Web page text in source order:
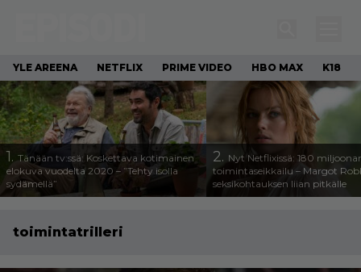
YLE AREENA NETFLIX PRIME VIDEO HBO MAX K18
1. Tänään tv:ssä: Koskettava kotimainen
elokuva vuodelta 2020 – ”Tehty isolla
sydämellä”
2. Nyt Netflixissä: 180
toimintaseikkailu – Margot
seksikohtauksen liian pitkälle
toimintatrilleri